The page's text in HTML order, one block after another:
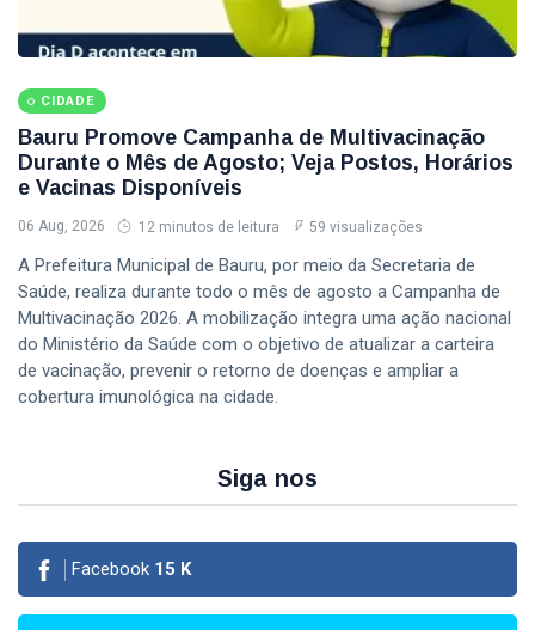
CIDADE
Bauru Promove Campanha de Multivacinação
Durante o Mês de Agosto; Veja Postos, Horários
e Vacinas Disponíveis
06 Aug, 2026 12 minutos de leitura 59 visualizações
A Prefeitura Municipal de Bauru, por meio da Secretaria de
Saúde, realiza durante todo o mês de agosto a Campanha de
Multivacinação 2026. A mobilização integra uma ação nacional
do Ministério da Saúde com o objetivo de atualizar a carteira
de vacinação, prevenir o retorno de doenças e ampliar a
cobertura imunológica na cidade.
Siga nos
Facebook 15 K